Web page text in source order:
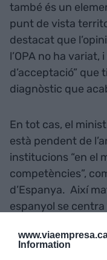
Information
també és un
punt de vista
destacat que
l’OPA no ha variat,
d’acceptació” que
diagnòstic que
En tot cas, el
està pendent de
institucions “en el
competències”,
d’Espanya. Així
espanyol se centra
no es fixa
sinó en